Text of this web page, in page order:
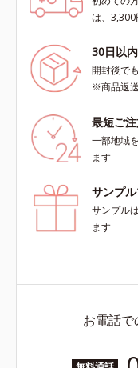
は、
30日以
開封後で
※商品返
最短ご
一部地域
ます
サンプ
サンプル
ます
お電話